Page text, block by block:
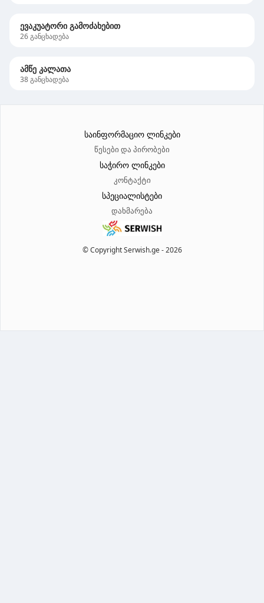
ევაკუატორი გამოძახებით
26განცხადება
ამწე კალათა
38განცხადება
© Copyright Serwish.ge -2026
საინფორმაციო ლინკები
წესები და პირობები
საჭირო ლინკები
კონტაქტი
სპეციალისტები
დახმარება